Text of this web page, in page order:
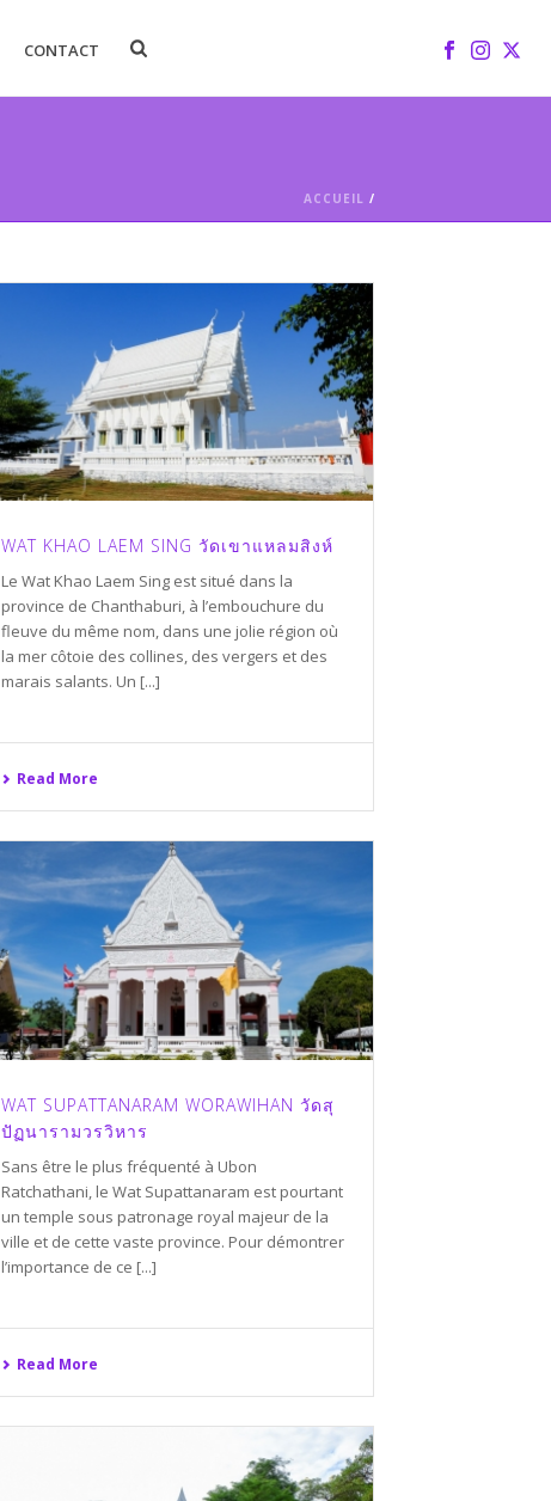
CONTACT
ACCUEIL /
WAT KHAO LAEM SING วัดเขาแหลมสิงห์
Le Wat Khao Laem Sing est situé dans la
province de Chanthaburi, à l’embouchure du
fleuve du même nom, dans une jolie région où
la mer côtoie des collines, des vergers et des
marais salants. Un [...]
Read More
WAT SUPATTANARAM WORAWIHAN วัดสุ
ปัฏนารามวรวิหาร
Sans être le plus fréquenté à Ubon
Ratchathani, le Wat Supattanaram est pourtant
un temple sous patronage royal majeur de la
ville et de cette vaste province. Pour démontrer
l’importance de ce [...]
Read More